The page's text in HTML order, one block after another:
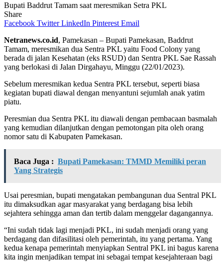
Bupati Baddrut Tamam saat meresmikan Setra PKL
Share
Facebook Twitter LinkedIn Pinterest Email
Netranews.co.id, Pamekasan – Bupati Pamekasan, Baddrut
Tamam, meresmikan dua Sentra PKL yaitu Food Colony yang
berada di jalan Kesehatan (eks RSUD) dan Sentra PKL Sae Rassah
yang berlokasi di Jalan Dirgahayu, Minggu (22/01/2023).
Sebelum meresmikan kedua Sentra PKL tersebut, seperti biasa
kegiatan bupati diawal dengan menyantuni sejumlah anak yatim
piatu.
Peresmian dua Sentra PKL itu diawali dengan pembacaan basmalah
yang kemudian dilanjutkan dengan pemotongan pita oleh orang
nomor satu di Kabupaten Pamekasan.
Baca Juga : Bupati Pamekasan: TMMD Memiliki peran
Yang Strategis
Usai peresmian, bupati mengatakan pembangunan dua Sentral PKL
itu dimaksudkan agar masyarakat yang berdagang bisa lebih
sejahtera sehingga aman dan tertib dalam menggelar dagangannya.
“Ini sudah tidak lagi menjadi PKL, ini sudah menjadi orang yang
berdagang dan difasilitasi oleh pemerintah, itu yang pertama. Yang
kedua kenapa pemerintah menyiapkan Sentral PKL ini bagus karena
kita ingin menjadikan tempat ini sebagai tempat kesejahteraan bagi